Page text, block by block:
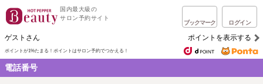
国内最大級の
サロン予約サイト
ブックマーク ログイン
ゲストさん ポイントを表示する
ポイントが1%たまる！ ポイントはサロン予約でつかえる！
電話番号